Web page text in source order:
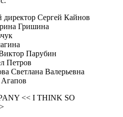
директор Сергей Кайнов
Гришина
Парубин
Петров
Светлана Валерьевна
<< I THINK SO